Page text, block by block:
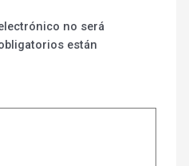
no será
están